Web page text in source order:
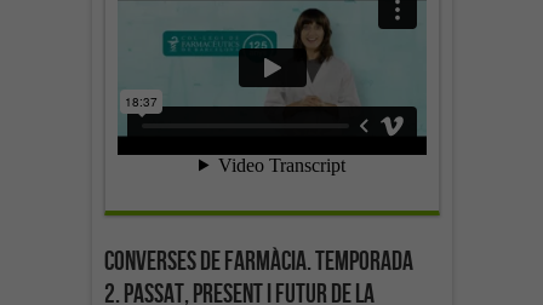
Converses de farmàcia. Temporada
2. Passat, present i futur de la